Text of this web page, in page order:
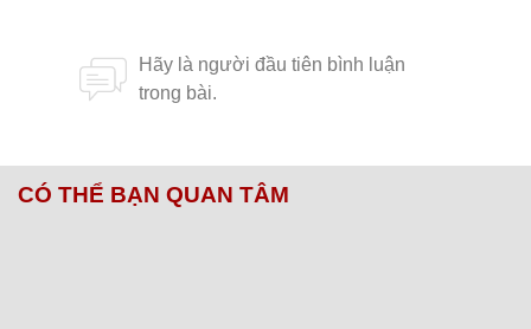
CÓ THỂ BẠN QUAN TÂM